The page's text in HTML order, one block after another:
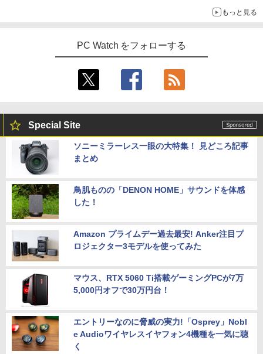
もっと見る
PC Watch をフォローする
Special Site
ソニーミラーレス一眼の大特集！ 見どころ記事
まとめ
鳥肌ものの「DENON HOME」サウンドを体感
した！
Amazon プライムデー過去最安! Anker注目プ
ロジェクター3モデルを使ってみた
マウス、RTX 5060 Ti搭載ゲーミングPCが7万
5,000円オフで30万円台！
エントリーなのに脅威の実力!「Osprey」Nobl
e Audioワイヤレスイヤフォン4機種を一気に聴
く